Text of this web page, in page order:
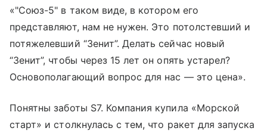
«"Союз-5" в таком виде, в котором его
представляют, нам не нужен. Это потолстевший и
потяжелевший “Зенит”. Делать сейчас новый
“Зенит”, чтобы через 15 лет он опять устарел?
Основополагающий вопрос для нас — это цена».
Понятны заботы S7. Компания купила «Морской
старт» и столкнулась с тем, что ракет для запуска